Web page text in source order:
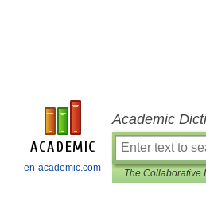
en-academic.com
Academic